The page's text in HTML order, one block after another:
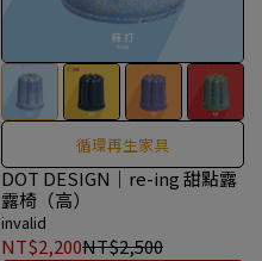
循環再生家具
DOT DESIGN｜re-ing 甜點露
露椅（高）
invalid
NT$2,200NT$2,500